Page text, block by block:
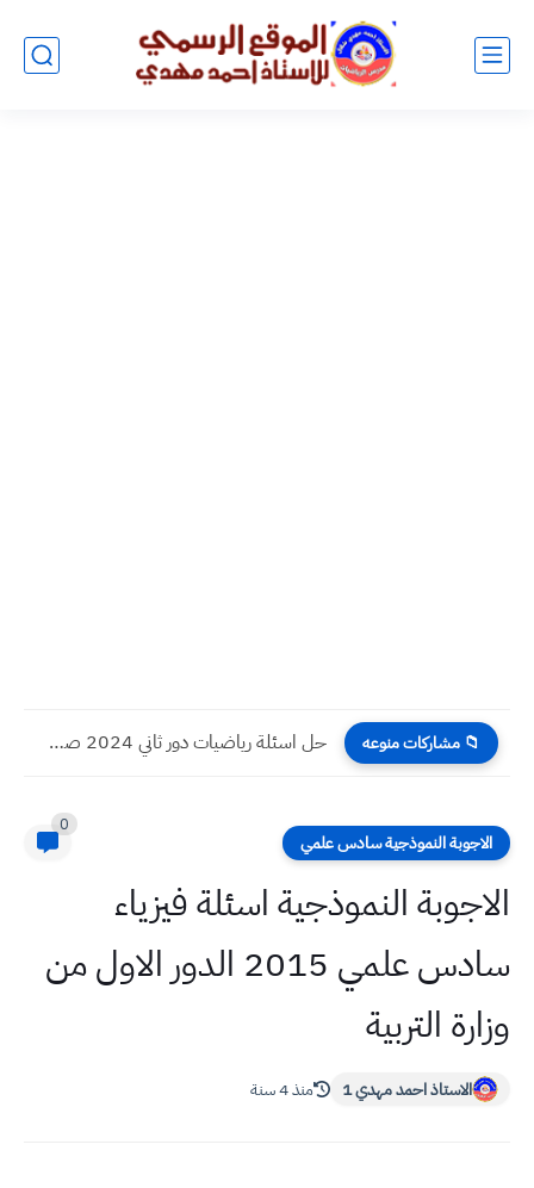
📁 مشاركات منوعه حل اسئلة رياضيات دور ثاني 2024 صف سادس ادبي
الاجوبة النموذجية سادس علمي
0
الاجوبة النموذجية اسئلة فيزياء
سادس علمي 2015 الدور الاول من
وزارة التربية
الاستاذ احمد مهدي 1 منذ 4 سنة